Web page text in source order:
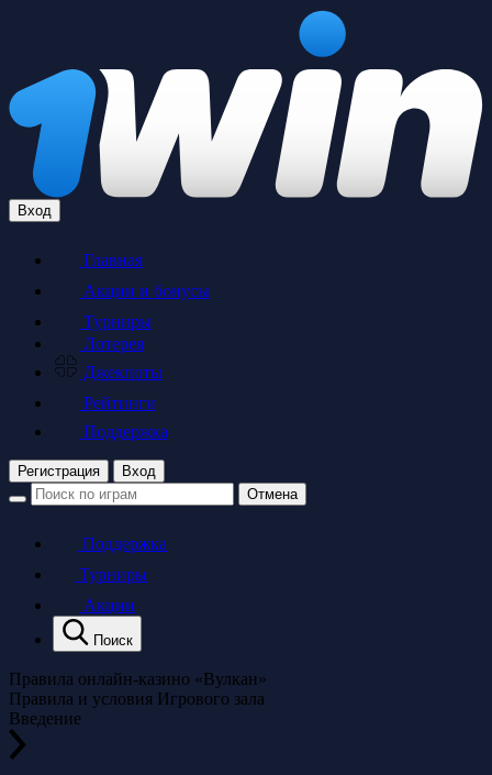
Вход
Главная
Акции и бонусы
Турниры
Лотерея
Джекпоты
Рейтинги
Поддержка
Регистрация
Вход
Отмена
Поддержка
Турниры
Акции
Поиск
Правила онлайн-казино «Вулкан»
Правила и условия Игрового зала
Введение